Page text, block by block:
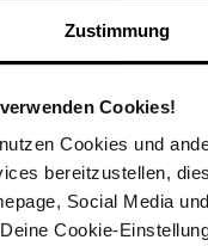
Zustimmung
Cookies!
Cookies und
bereitzustellen,
Social Media
Cookie-
Straße 33, 73635
Helmets GmbH
Rücklicht,